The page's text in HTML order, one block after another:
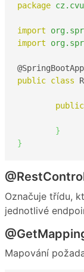
package
import
import
public class
public
}
}
Označuje třídu,
jednotlivé
Mapování